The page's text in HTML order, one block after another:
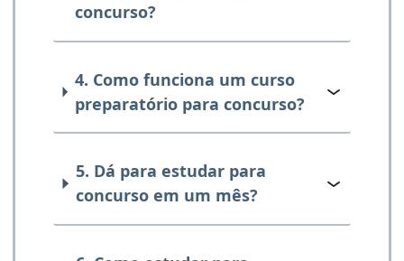
concurso?
4. Como funciona um curso
preparatório para concurso?
5. Dá para estudar para
concurso em um mês?